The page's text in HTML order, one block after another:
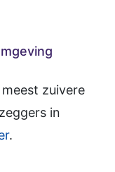
zuivere
in
.